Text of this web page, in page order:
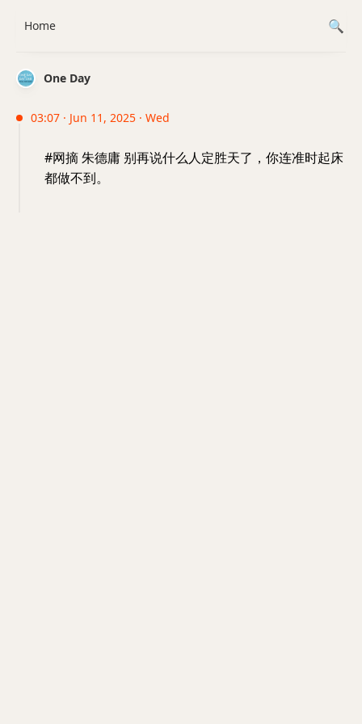
One Day
03:07 · Jun 11, 2025 · Wed
#网摘 朱德庸 别再说什么人定胜天了，你连准时起床
都做不到。
Home